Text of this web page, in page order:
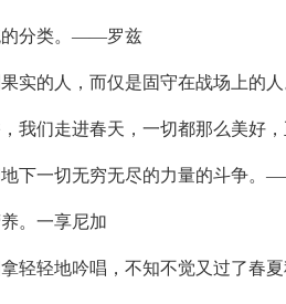
的分类。——罗兹
实的人，而仅是固守在战场上的人
我们走进春天，一切都那么美好，
地下一切无穷无尽的力量的斗争。
。一享尼加
轻轻地吟唱，不知不觉又过了春夏